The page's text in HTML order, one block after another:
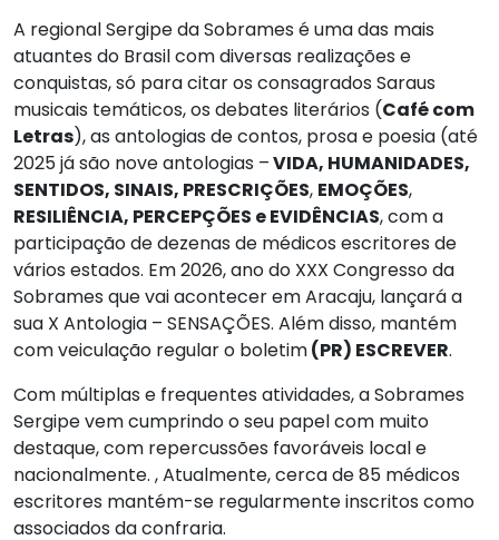
A regional Sergipe da Sobrames é uma das mais
atuantes do Brasil com diversas realizações e
conquistas, só para citar os consagrados Saraus
musicais temáticos, os debates literários (Café com
Letras), as antologias de contos, prosa e poesia (até
2025já são noveantologias –VIDA, HUMANIDADES,
SENTIDOS, SINAIS, PRESCRIÇÕES, EMOÇÕES,
RESILIÊNCIA, PERCEPÇÕES e EVIDÊNCIAS, com a
participação de dezenas de médicos escritores de
vários estados. Em 2026, ano do XXX Congresso da
Sobrames que vai acontecer em Aracaju, lançará a
sua X Antologia – SENSAÇÕES. Além disso, mantém
com veiculação regular o boletim(PR) ESCREVER.
Com múltiplas e frequentes atividades, a Sobrames
Sergipe vem cumprindo o seu papel com muito
destaque, com repercussões favoráveis local e
nacionalmente. ,Atualmente, cerca de 85 médicos
escritores mantém-se regularmente inscritos como
associados da confraria.